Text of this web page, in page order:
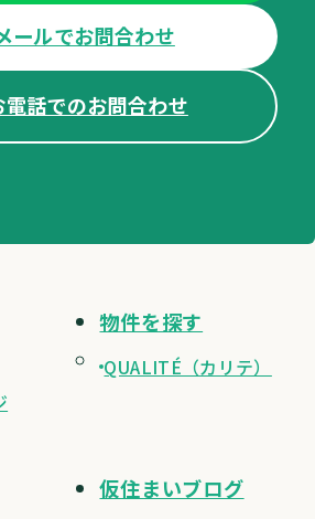
ールでお問合わせ
電話でのお問合わせ
物件を探す
QUALITÉ（カリテ）
仮住まいブログ